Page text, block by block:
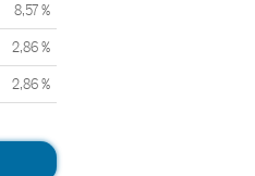
8,57 %
2,86 %
2,86 %